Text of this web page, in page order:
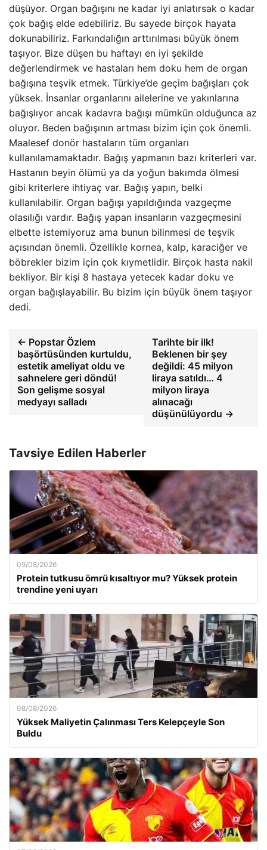
düşüyor. Organ bağışını ne kadar iyi anlatırsak o kadar
çok bağış elde edebiliriz. Bu sayede birçok hayata
dokunabiliriz. Farkındalığın arttırılması büyük önem
taşıyor. Bize düşen bu haftayı en iyi şekilde
değerlendirmek ve hastaları hem doku hem de organ
bağışına teşvik etmek. Türkiye’de geçim bağışları çok
yüksek. İnsanlar organlarını ailelerine ve yakınlarına
bağışlıyor ancak kadavra bağışı mümkün olduğunca az
oluyor. Beden bağışının artması bizim için çok önemli.
Maalesef donör hastaların tüm organları
kullanılamamaktadır. Bağış yapmanın bazı kriterleri var.
Hastanın beyin ölümü ya da yoğun bakımda ölmesi
gibi kriterlere ihtiyaç var. Bağış yapın, belki
kullanılabilir. Organ bağışı yapıldığında vazgeçme
olasılığı vardır. Bağış yapan insanların vazgeçmesini
elbette istemiyoruz ama bunun bilinmesi de teşvik
açısından önemli. Özellikle kornea, kalp, karaciğer ve
böbrekler bizim için çok kıymetlidir. Birçok hasta nakil
bekliyor. Bir kişi 8 hastaya yetecek kadar doku ve
organ bağışlayabilir. Bu bizim için büyük önem taşıyor
dedi.
← Popstar Özlem
başörtüsünden kurtuldu,
estetik ameliyat oldu ve
sahnelere geri döndü!
Son gelişme sosyal
medyayı salladı
Tarihte bir ilk!
Beklenen bir şey
değildi: 45 milyon
liraya satıldı… 4
milyon liraya
alınacağı
düşünülüyordu →
Tavsiye Edilen Haberler
09/08/2026
Protein tutkusu ömrü kısaltıyor mu? Yüksek protein
trendine yeni uyarı
08/08/2026
Yüksek Maliyetin Çalınması Ters Kelepçeyle Son
Buldu